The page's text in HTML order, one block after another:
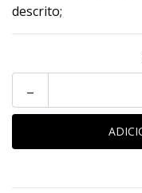
descrito;
-